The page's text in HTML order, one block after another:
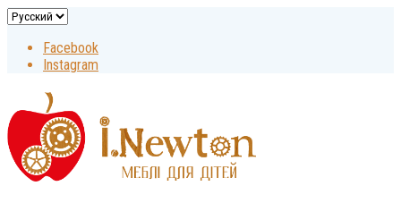
Facebook
Instagram